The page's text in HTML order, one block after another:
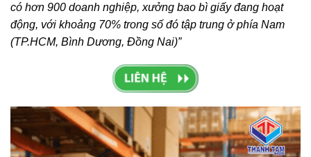
có hơn 900 doanh nghiệp, xưởng bao bì giấy đang hoạt
động, với khoảng 70% trong số đó tập trung ở phía Nam
(TP.HCM, Bình Dương, Đồng Nai)”